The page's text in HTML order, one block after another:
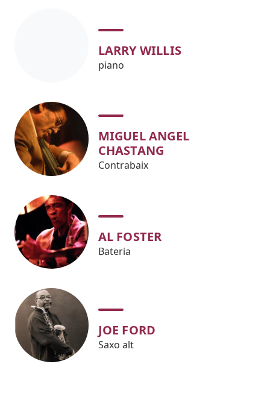
LARRY WILLIS
piano
MIGUEL ANGEL
CHASTANG
Contrabaix
AL FOSTER
Bateria
JOE FORD
Saxo alt